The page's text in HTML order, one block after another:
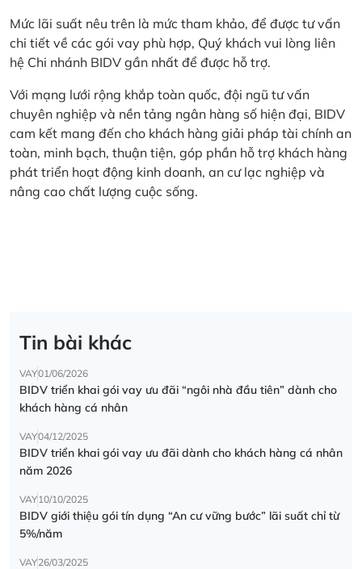
Mức lãi suất nêu trên là mức tham khảo, để được tư vấn
chi tiết về các gói vay phù hợp, Quý khách vui lòng liên
hệ Chi nhánh BIDV gần nhất để được hỗ trợ.
Với mạng lưới rộng khắp toàn quốc, đội ngũ tư vấn
chuyên nghiệp và nền tảng ngân hàng số hiện đại, BIDV
cam kết mang đến cho khách hàng giải pháp tài chính an
toàn, minh bạch, thuận tiện, góp phần hỗ trợ khách hàng
phát triển hoạt động kinh doanh, an cư lạc nghiệp và
nâng cao chất lượng cuộc sống.
Tin bài khác
VAY01/06/2026
BIDV triển khai gói vay ưu đãi “ngôi nhà đầu tiên” dành cho
khách hàng cá nhân
VAY04/12/2025
BIDV triển khai gói vay ưu đãi dành cho khách hàng cá nhân
năm 2026
VAY10/10/2025
BIDV giới thiệu gói tín dụng “An cư vững bước” lãi suất chỉ từ
5%/năm
VAY26/03/2025